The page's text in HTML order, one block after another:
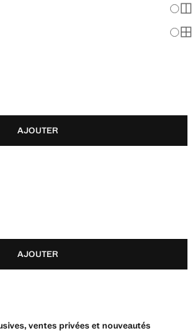
LAINE
AJOUTER
LAINE
AJOUTER
ventes privées et nouveautés